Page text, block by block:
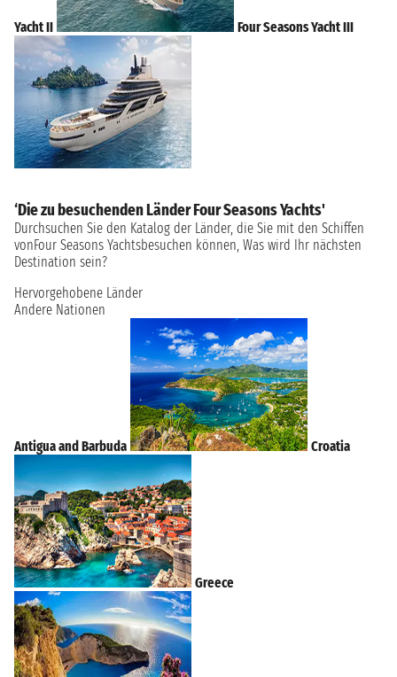
Yacht II Four Seasons Yacht III
‘Die zu besuchenden Länder Four Seasons Yachts'
Durchsuchen Sie den Katalog der Länder, die Sie mit den Schiffen
vonFour Seasons Yachtsbesuchen können, Was wird Ihr nächsten
Destination sein?
Hervorgehobene Länder
Andere Nationen
Antigua and Barbuda Croatia
Greece